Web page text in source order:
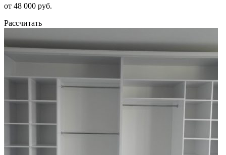
от 48 000 руб.
Рассчитать